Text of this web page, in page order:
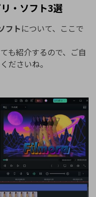
・ソフト3選
フトについて、ここで
も紹介するので、ご自
ださいね。